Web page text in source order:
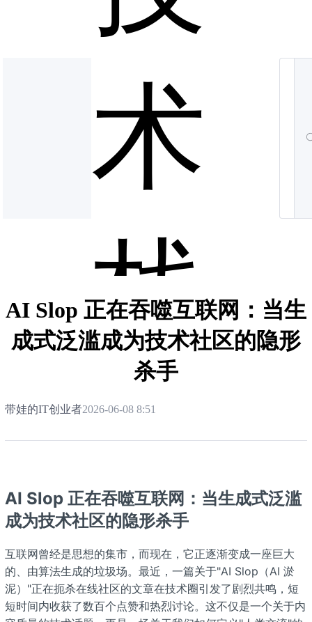
术
栈
AI Slop 正在吞噬互联网：当生
成式泛滥成为技术社区的隐形
杀手
带娃的IT创业者2026-06-08 8:51
AI Slop 正在吞噬互联网：当生成式泛滥
成为技术社区的隐形杀手
互联网曾经是思想的集市，而现在，它正逐渐变成一座巨大
的、由算法生成的垃圾场。最近，一篇关于"AI Slop（AI 淤
泥）"正在扼杀在线社区的文章在技术圈引发了剧烈共鸣，短
短时间内收获了数百个点赞和热烈讨论。这不仅是一个关于内